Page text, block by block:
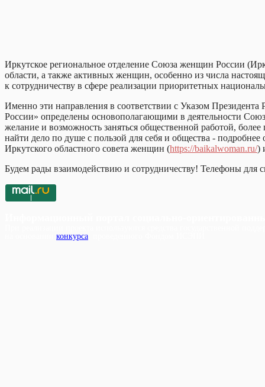
Иркутское региональное отделение Союза женщин России
области, а также активных женщин, особенно из числа
к сотрудничеству в сфере реализации приоритетных
Именно эти направления в соответствии с Указом
России» определены основополагающими в деятельности
желание и возможность заняться общественной работой,
найти дело по душе с пользой для себя и общества -
Иркутского областного совета женщин (https://baikalwoman.ru/)
Будем рады взаимодействию и сотрудничеству! Телефоны для
конкурса